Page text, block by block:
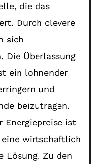
die das
Durch clevere
sich
Die Überlassung
ein lohnender
und
beizutragen.
Energiepreise ist
eine wirtschaftlich
Lösung. Zu den